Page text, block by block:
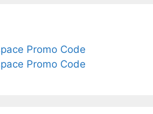
Promo Code
Promo Code